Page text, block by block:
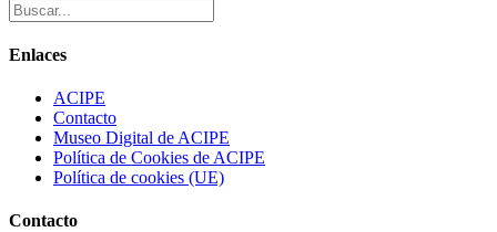
Enlaces
ACIPE
Contacto
Museo Digital de ACIPE
Política de Cookies de ACIPE
Política de cookies (UE)
Contacto